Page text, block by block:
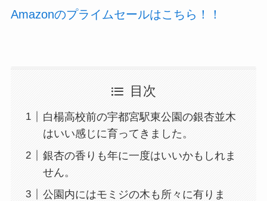
Amazonのプライムセールはこちら！！
目次
白楊高校前の宇都宮駅東公園の銀杏並木
はいい感じに育ってきました。
銀杏の香りも年に一度はいいかもしれま
せん。
公園内にはモミジの木も所々に有りま